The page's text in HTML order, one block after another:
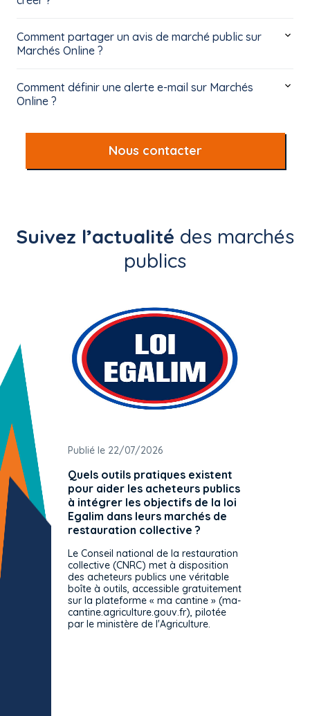
Comment partager un avis de marché public sur
Marchés Online ?
Comment définir une alerte e-mail sur Marchés
Online ?
Nous contacter
Suivez l’actualité des marchés
publics
Publié le 22/07/2026
Quels outils pratiques existent
pour aider les acheteurs publics
à intégrer les objectifs de la loi
Egalim dans leurs marchés de
restauration collective ?
Le Conseil national de la restauration
collective (CNRC) met à disposition
des acheteurs publics une véritable
boîte à outils, accessible gratuitement
sur la plateforme « ma cantine » (ma-
cantine.agriculture.gouv.fr), pilotée
par le ministère de l'Agriculture.